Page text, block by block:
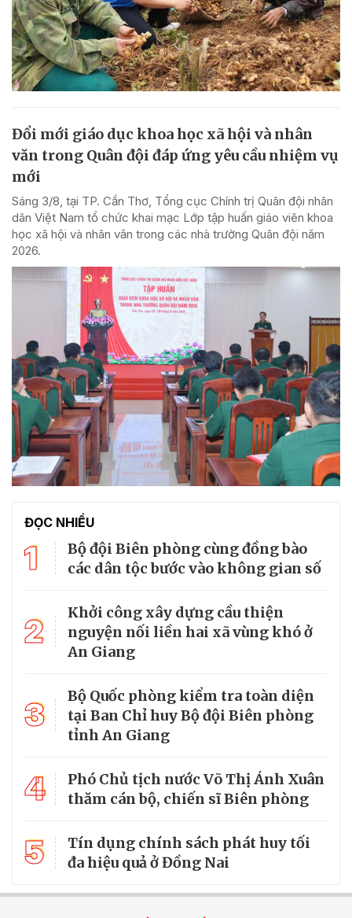
Đổi mới giáo dục khoa học xã hội và nhân
văn trong Quân đội đáp ứng yêu cầu nhiệm vụ
mới
Sáng 3/8, tại TP. Cần Thơ, Tổng cục Chính trị Quân đội nhân
dân Việt Nam tổ chức khai mạc Lớp tập huấn giáo viên khoa
học xã hội và nhân văn trong các nhà trường Quân đội năm
2026.
ĐỌC NHIỀU
1
Bộ đội Biên phòng cùng đồng bào
các dân tộc bước vào không gian số
2
Khởi công xây dựng cầu thiện
nguyện nối liền hai xã vùng khó ở
An Giang
3
Bộ Quốc phòng kiểm tra toàn diện
tại Ban Chỉ huy Bộ đội Biên phòng
tỉnh An Giang
4
Phó Chủ tịch nước Võ Thị Ánh Xuân
thăm cán bộ, chiến sĩ Biên phòng
5
Tín dụng chính sách phát huy tối
đa hiệu quả ở Đồng Nai